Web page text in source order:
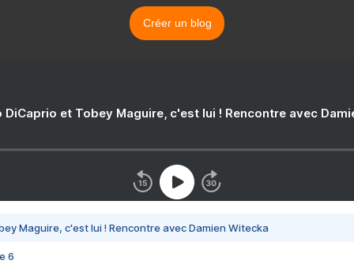
Créer un blog
DiCaprio et Tobey Maguire, c'est lui ! Rencontre avec
Maguire, c'est lui ! Rencontre avec Damien Witecka
6